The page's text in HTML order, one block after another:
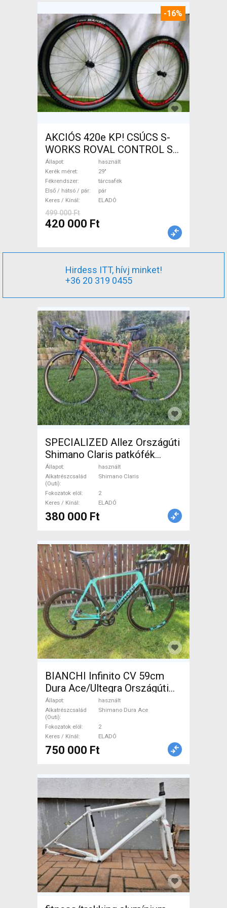
-16%
AKCIÓS 420e KP! CSÚCS S-
WORKS ROVAL CONTROL SL
29 - RS1 kerékszett ROVAL
CONTROL Mountain Bike
Alkatrész, MTB Kerék / Felni /
Gumi 29" használt ELADÓ
Állapot
használt
Kerék méret
29"
Fékrendszer
tárcsafék
Első / hátsó / pár
pár
Keres / Kínál
ELADÓ
499 000 Ft
420 000 Ft
Hirdess ITT, hívj minket!
+36 20 319 0455
SPECIALIZED Allez Országúti
Shimano Claris patkófék
használt ELADÓ
Állapot
használt
Alkatrészcsalád
(Outi)
Shimano Claris
Fokozatok elöl
2
Keres / Kínál
ELADÓ
380 000 Ft
BIANCHI Infinito CV 59cm
Dura Ace/Ultegra Országúti
Shimano Dura Ace tárcsafék
használt ELADÓ
Állapot
használt
Alkatrészcsalád
(Outi)
Shimano Dura Ace
Fokozatok elöl
2
Keres / Kínál
ELADÓ
750 000 Ft